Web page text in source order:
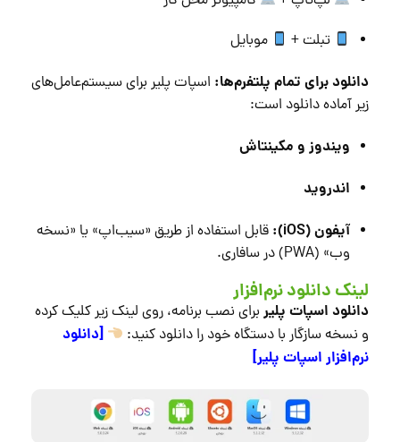
تبلت +
موبایل
دانلود برای تمام پلتفرم‌ها: اسپات پلیر برای سیستم‌عامل‌های
زیر آماده دانلود است:
ویندوز و مکینتاش
اندروید
آیفون (iOS):
قابل استفاده از طریق «سیب‌اپ» یا «نسخه
وب» (PWA) در سافاری.
لینک دانلود نرم‌افزار
دانلود اسپات پلیر برای نصب برنامه، روی لینک زیر کلیک کرده
و نسخه سازگار با دستگاه خود را دانلود کنید:
[دانلود
نرم‌افزار اسپات پلیر]